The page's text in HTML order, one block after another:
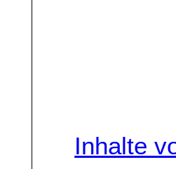
Inhalte